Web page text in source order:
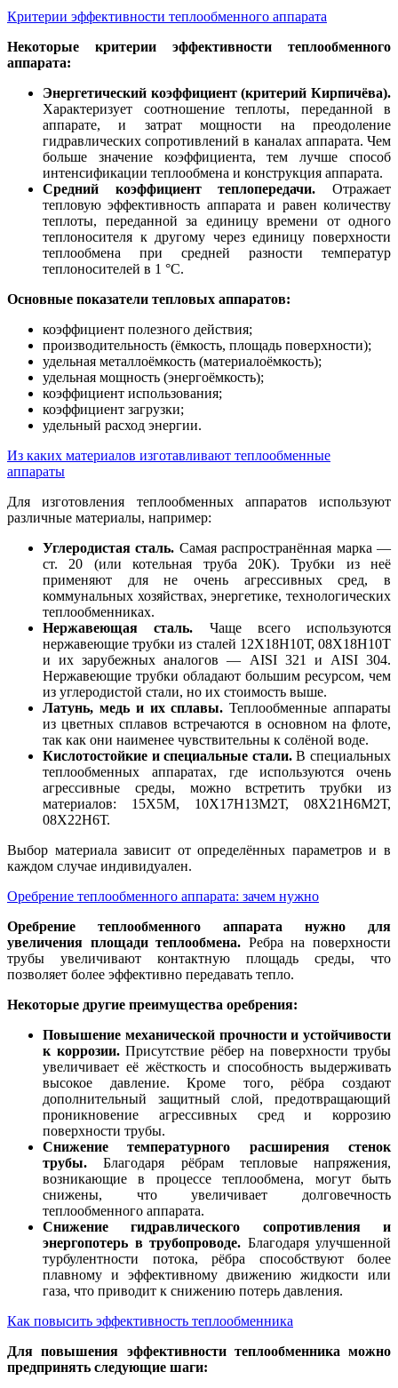
Критерии эффективности теплообменного аппарата
Некоторые критерии эффективности теплообменного
аппарата:
Энергетический коэффициент (критерий Кирпичёва).
Характеризует соотношение теплоты, переданной в
аппарате, и затрат мощности на преодоление
гидравлических сопротивлений в каналах аппарата. Чем
больше значение коэффициента, тем лучше способ
интенсификации теплообмена и конструкция аппарата.
Средний коэффициент теплопередачи. Отражает
тепловую эффективность аппарата и равен количеству
теплоты, переданной за единицу времени от одного
теплоносителя к другому через единицу поверхности
теплообмена при средней разности температур
теплоносителей в 1 °С.
Основные показатели тепловых аппаратов:
коэффициент полезного действия;
производительность (ёмкость, площадь поверхности);
удельная металлоёмкость (материалоёмкость);
удельная мощность (энергоёмкость);
коэффициент использования;
коэффициент загрузки;
удельный расход энергии.
Из каких материалов изготавливают теплообменные
аппараты
Для изготовления теплообменных аппаратов используют
различные материалы, например:
Углеродистая сталь. Самая распространённая марка —
ст. 20 (или котельная труба 20К). Трубки из неё
применяют для не очень агрессивных сред, в
коммунальных хозяйствах, энергетике, технологических
теплообменниках.
Нержавеющая сталь. Чаще всего используются
нержавеющие трубки из сталей 12Х18Н10Т, 08Х18Н10Т
и их зарубежных аналогов — AISI 321 и AISI 304.
Нержавеющие трубки обладают большим ресурсом, чем
из углеродистой стали, но их стоимость выше.
Латунь, медь и их сплавы. Теплообменные аппараты
из цветных сплавов встречаются в основном на флоте,
так как они наименее чувствительны к солёной воде.
Кислотостойкие и специальные стали.В специальных
теплообменных аппаратах, где используются очень
агрессивные среды, можно встретить трубки из
материалов: 15Х5М, 10Х17Н13М2Т, 08Х21Н6М2Т,
08Х22Н6Т.
Выбор материала зависит от определённых параметров и в
каждом случае индивидуален.
Оребрение теплообменного аппарата: зачем нужно
Оребрение теплообменного аппарата нужно для
увеличения площади теплообмена. Ребра на поверхности
трубы увеличивают контактную площадь среды, что
позволяет более эффективно передавать тепло.
Некоторые другие преимущества оребрения:
Повышение механической прочности и устойчивости
к коррозии.Присутствие рёбер на поверхности трубы
увеличивает её жёсткость и способность выдерживать
высокое давление. Кроме того, рёбра создают
дополнительный защитный слой, предотвращающий
проникновение агрессивных сред и коррозию
поверхности трубы.
Снижение температурного расширения стенок
трубы. Благодаря рёбрам тепловые напряжения,
возникающие в процессе теплообмена, могут быть
снижены, что увеличивает долговечность
теплообменного аппарата.
Снижение гидравлического сопротивления и
энергопотерь в трубопроводе. Благодаря улучшенной
турбулентности потока, рёбра способствуют более
плавному и эффективному движению жидкости или
газа, что приводит к снижению потерь давления.
Как повысить эффективность теплообменника
Для повышения эффективности теплообменника можно
предпринять следующие шаги: